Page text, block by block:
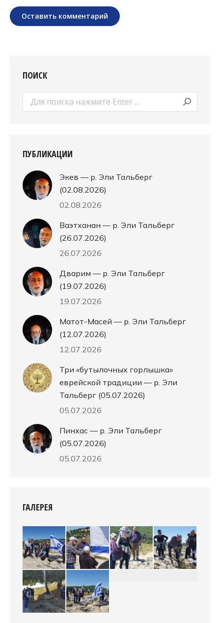
Оставить комментарий
ПОИСК
Поиск:
ПУБЛИКАЦИИ
Экев — р. Эли Тальберг
(02.08.2026)
02.08.2026
Ваэтханан — р. Эли Тальберг
(26.07.2026)
26.07.2026
Дварим — р. Эли Тальберг
(19.07.2026)
19.07.2026
Матот-Масей — р. Эли Тальберг
(12.07.2026)
12.07.2026
Три «бутылочных горлышка»
еврейской традиции — р. Эли
Тальберг (05.07.2026)
05.07.2026
Пинхас — р. Эли Тальберг
(05.07.2026)
05.07.2026
ГАЛЕРЕЯ